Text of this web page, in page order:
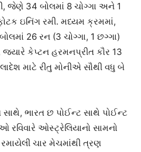
જેણે 34 બોલમાં 8 ચોગ્ગા અને 1
ઇનિંગ રમી. મધ્યમ ક્રમમાં,
26 રન (3 ચોગ્ગા, 1 છગ્ગા)
જ્યારે કેપ્ટન હરમનપ્રીત કૌર 13
માટે રીતુ મોનીએ સૌથી વધુ બે
સાથે, ભારત છ પોઈન્ટ સાથે પોઈન્ટ
ઓસ્ટ્રેલિયાનો સામનો
ચાર મેચમાંથી ત્રણ